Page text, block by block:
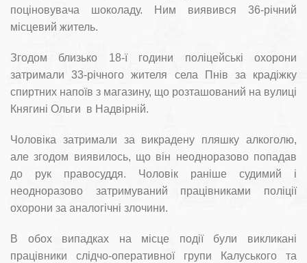
поціновувача шоколаду. Ним виявився 36-річний
місцевий житель.
Згодом близько 18-ї години поліцейські охорони
затримали 33-річного жителя села Пнів за крадіжку
спиртних напоїв з магазину, що розташований на вулиці
Княгині Ольги в Надвірній.
Чоловіка затримали за викрадену пляшку алкоголю,
але згодом виявилось, що він неодноразово попадав
до рук правосуддя. Чоловік раніше судимий і
неодноразово затримуваний працівниками поліції
охорони за аналогічні злочини.
В обох випадках на місце події були викликані
працівники слідчо-оперативної групи Калуського та